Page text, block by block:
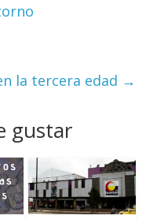
la tercera edad →
gustar